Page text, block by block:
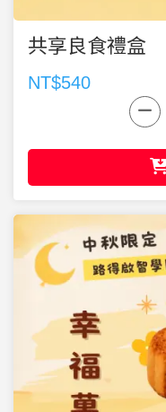
共享良食禮盒
NT$540